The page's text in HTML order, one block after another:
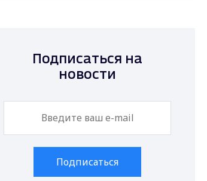
Подписаться на
новости
Подписаться